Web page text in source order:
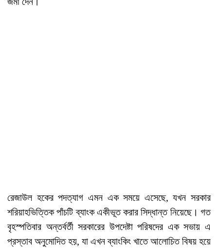
রেজাউল হকের পদত্যাগ এমন এক সময়ে এসেছে, যখন সরকার
শরিয়াহভিত্তিক পাঁচটি ব্যাংক একীভূত করার সিদ্ধান্ত নিয়েছে। গত
বৃহস্পতিবার অন্তর্বর্তী সরকারের উপদেষ্টা পরিষদের এক সভায় এ
প্রস্তাব অনুমোদিত হয়, যা এখন ব্যাংকিং খাতে আলোচিত বিষয় হয়ে